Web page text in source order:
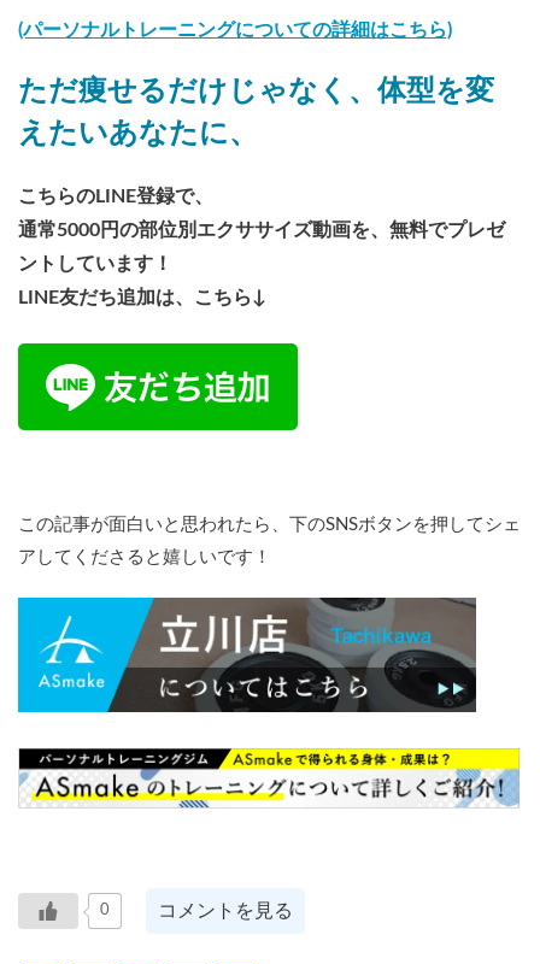
(パーソナルトレーニングについての詳細はこちら)
ただ痩せるだけじゃなく、体型を変
えたいあなたに、
こちらのLINE登録で、
通常5000円の部位別エクササイズ動画を、無料でプレゼ
ントしています！
LINE友だち追加は、こちら↓
この記事が面白いと思われたら、下のSNSボタンを押してシェ
アしてくださると嬉しいです！
0 コメントを見る